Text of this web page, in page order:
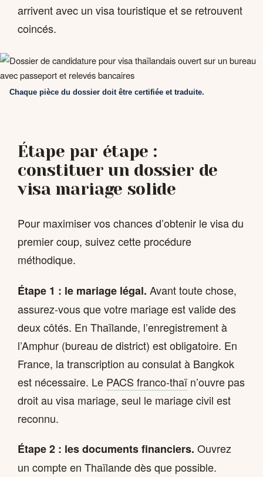
arrivent avec un visa touristique et se retrouvent
coincés.
Chaque pièce du dossier doit être certifiée et traduite.
Étape par étape :
constituer un dossier de
visa mariage solide
Pour maximiser vos chances d’obtenir le visa du
premier coup, suivez cette procédure
méthodique.
Étape 1 : le mariage légal. Avant toute chose,
assurez-vous que votre mariage est valide des
deux côtés. En Thaïlande, l’enregistrement à
l’Amphur (bureau de district) est obligatoire. En
France, la transcription au consulat à Bangkok
est nécessaire. Le PACS franco-thaï n’ouvre pas
droit au visa mariage, seul le mariage civil est
reconnu.
Étape 2 : les documents financiers. Ouvrez
un compte en Thaïlande dès que possible.